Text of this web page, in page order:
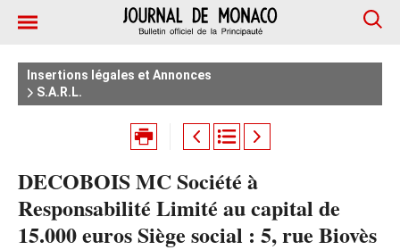
Insertions légales et Annonces
S.A.R.L.
DECOBOIS MC Société à
Responsabilité Limité au capital de
15.000 euros Siège social : 5, rue Biovès